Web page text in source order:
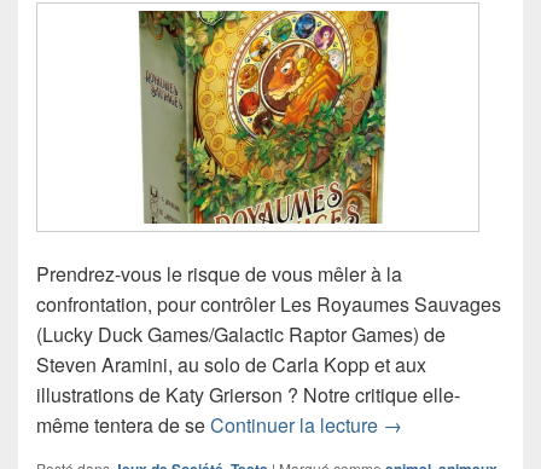
Prendrez-vous le risque de vous mêler à la
confrontation, pour contrôler Les Royaumes Sauvages
(Lucky Duck Games/Galactic Raptor Games) de
Steven Aramini, au solo de Carla Kopp et aux
illustrations de Katy Grierson ? Notre critique elle-
même tentera de seContinuer la lecture Chronique jeu de
→